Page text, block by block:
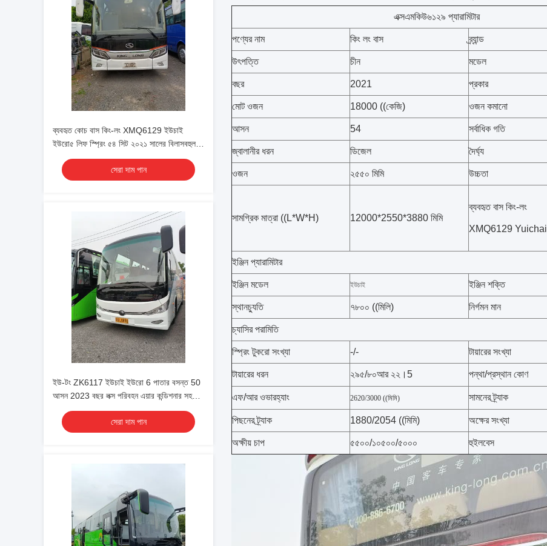
ব্যবহৃত কোচ বাস কিং-লং XMQ6129 ইউচাই
ইউরো৫ লিফ স্প্রিং ৫৪ সিট ২০২১ সালের বিলাসবহুল
পরিবহন শীতাতপ নিয়ন্ত্রিত শাটল বা দীর্ঘ দূরত্বের জন্য
সেরা দাম পান
ইউ-টং ZK6117 ইউচাই ইউরো 6 পাতার বসন্ত 50
আসন 2023 বছর লক্স পরিবহন এয়ার কন্ডিশনার সহ
শাটল বা দীর্ঘ দূরত্বের জন্য
সেরা দাম পান
এক্সএমকিউ৬১২৯ প্যারামিটার
পণ্যের নাম কিং লং বাস ব্র্যান্ড
উৎপত্তি চীন মডেল
বছর 2021 প্রকার
মোট ওজন 18000 ((কেজি) ওজন কমানো
আসন 54 সর্বাধিক গতি
জ্বালানীর ধরন ডিজেল দৈর্ঘ্য
ওজন ২৫৫০ মিমি উচ্চতা
সামগ্রিক মাত্রা ((L*W*H) 12000*2550*3880 মিমি
ব্যবহৃত বাস কিং-লং
XMQ6129 Yuichai
ইঞ্জিন প্যারামিটার
ইঞ্জিন মডেল ইউচাই ইঞ্জিন শক্তি
স্থানচ্যুতি ৭৮০০ ((মিলি) নির্গমন মান
চ্যাসির পরামিতি
স্প্রিং টুকরো সংখ্যা -/- টায়ারের সংখ্যা
টায়ারের ধরন ২৯৫/৮০আর ২২।5 পন্থা/প্রস্থান কোণ
এফ/আর ওভারহ্যাং 2620/3000 ((মিমি) সামনের ট্র্যাক
পিছনের ট্র্যাক 1880/2054 ((মিমি) অক্ষের সংখ্যা
অক্ষীয় চাপ ৫৫০০/১০৫০০/৫০০০ হুইলবেস